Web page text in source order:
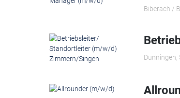
Biberach /
Dunningen,